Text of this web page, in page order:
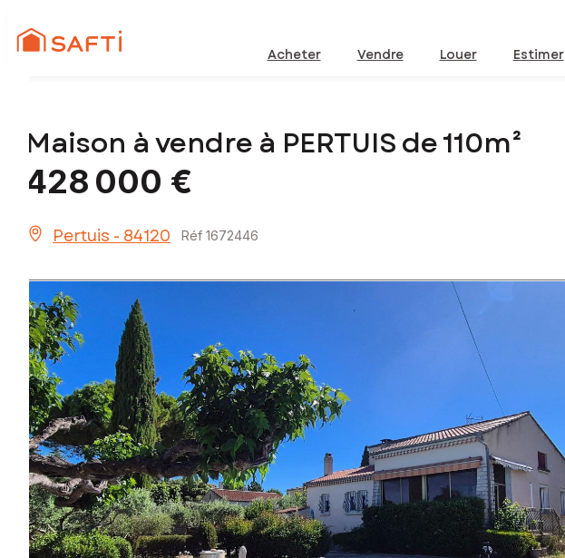
Acheter Vendre Louer Estimer
Maison à vendre à PERTUIS de 110m²
428 000 €
Pertuis - 84120 Réf 1672446